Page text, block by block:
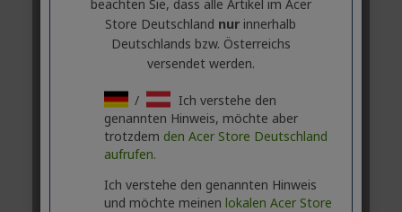
beachten Sie, dass alle Artikel im Acer
Store Deutschland nur innerhalb
Deutschlands bzw. Österreichs
versendet werden.
/
Ich verstehe den
genannten Hinweis, möchte aber
trotzdem den Acer Store Deutschland
aufrufen.
Ich verstehe den genannten Hinweis
und möchte meinen lokalen Acer Store